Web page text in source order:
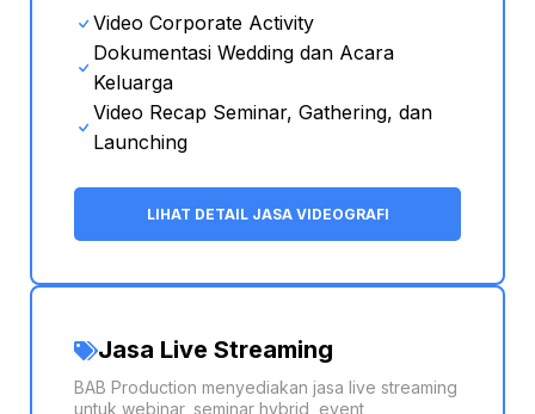
Video Corporate Activity
Dokumentasi Wedding dan Acara
Keluarga
Video Recap Seminar, Gathering, dan
Launching
LIHAT DETAIL JASA VIDEOGRAFI
Jasa Live Streaming
BAB Production menyediakan jasa live streaming
untuk webinar, seminar hybrid, event